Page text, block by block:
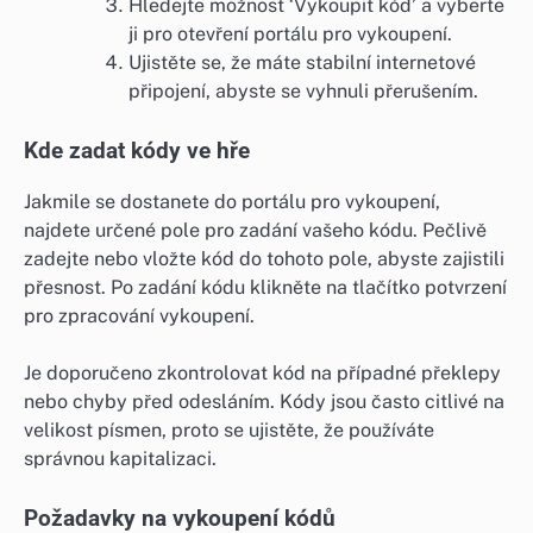
Hledejte možnost ‘Vykoupit kód’ a vyberte
ji pro otevření portálu pro vykoupení.
Ujistěte se, že máte stabilní internetové
připojení, abyste se vyhnuli přerušením.
Kde zadat kódy ve hře
Jakmile se dostanete do portálu pro vykoupení,
najdete určené pole pro zadání vašeho kódu. Pečlivě
zadejte nebo vložte kód do tohoto pole, abyste zajistili
přesnost. Po zadání kódu klikněte na tlačítko potvrzení
pro zpracování vykoupení.
Je doporučeno zkontrolovat kód na případné překlepy
nebo chyby před odesláním. Kódy jsou často citlivé na
velikost písmen, proto se ujistěte, že používáte
správnou kapitalizaci.
Požadavky na vykoupení kódů